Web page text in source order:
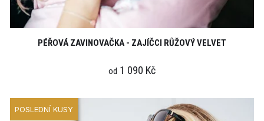
PÉŘOVÁ ZAVINOVAČKA - ZAJÍČCI RŮŽOVÝ VELVET
od 1 090 Kč
POSLEDNÍ KUSY